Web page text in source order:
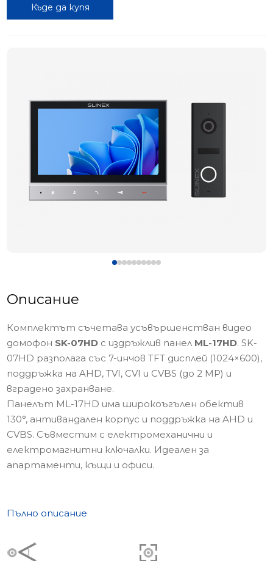
Къде да купя
Описание
Комплектът съчетава усъвършенстван видео
домофон SK-07HD с издръжлив панел ML-17HD. SK-
07HD разполага със 7-инчов TFT дисплей (1024×600),
поддръжка на AHD, TVI, CVI и CVBS (до 2 MP) и
вградено захранване.
Панелът ML-17HD има широкоъгълен обектив
130°, антивандален корпус и поддръжка на AHD и
CVBS. Съвместим с електромеханични и
електромагнитни ключалки. Идеален за
апартаменти, къщи и офиси.
Пълно описание